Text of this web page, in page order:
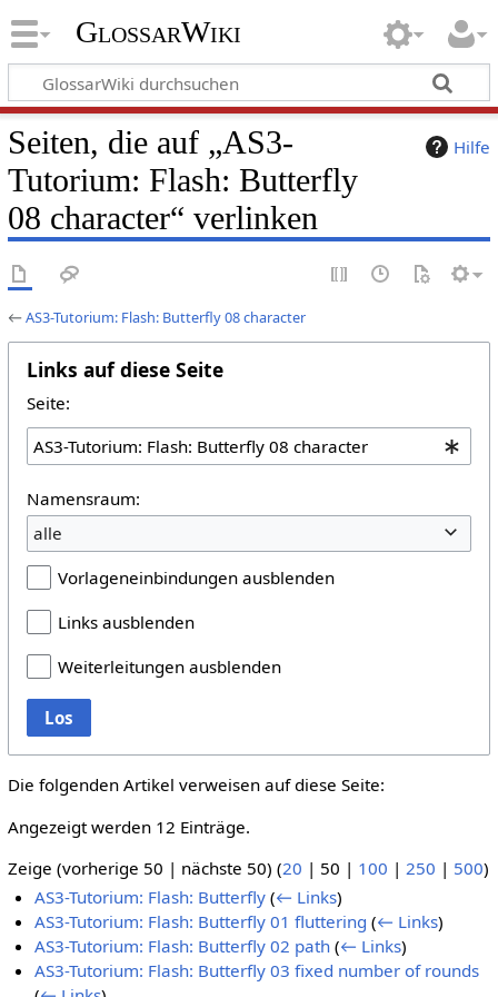
GlossarWiki
Hilfe
Seiten, die auf „AS3-
Tutorium: Flash: Butterfly
08 character“ verlinken
←AS3-Tutorium: Flash: Butterfly 08 character
Links auf diese Seite
Seite:
Namensraum:
alle
Vorlageneinbindungen ausblenden
Links ausblenden
Weiterleitungen ausblenden
Los
Die folgenden Artikel verweisen auf diese Seite:
Angezeigt werden 12 Einträge.
Zeige (vorherige 50 | nächste 50) (20 | 50 | 100 | 250 | 500)
AS3-Tutorium: Flash: Butterfly (← Links)
AS3-Tutorium: Flash: Butterfly 01 fluttering (← Links)
AS3-Tutorium: Flash: Butterfly 02 path (← Links)
AS3-Tutorium: Flash: Butterfly 03 fixed number of rounds